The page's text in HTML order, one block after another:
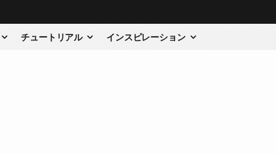
チュートリアル インスピレーション